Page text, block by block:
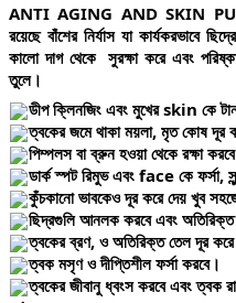
ANTI AGING AND SKIN
রয়েছে বাঁশের নির্যাস যা কার্যকরভাবে
কালো দাগ থেকে  সুরক্ষা করে এবং
তুলে।
ডীপ ক্লিনজিং এবং মুখের skin কে
ত্বকের জমে থাকা ময়লা, মৃত কোষ দূর
পিম্পলস বা ব্রুন হওয়া থেকে রক্ষা
ডার্ক স্পট রিমুভ এবং face কে ফর্সা,
কুঁচকানো ভাবকেও দূর করে দেয় খুব
ছিদ্রগুলি আনলক করবে এবং
ত্বকের ব্রণ, ও অতিরিক্ত তেল দূর
ত্বক মসৃণ ও দীপ্তিশীল ফর্সা করবে।
ত্বকের জীবানু ধ্বংস করবে এবং ত্বক